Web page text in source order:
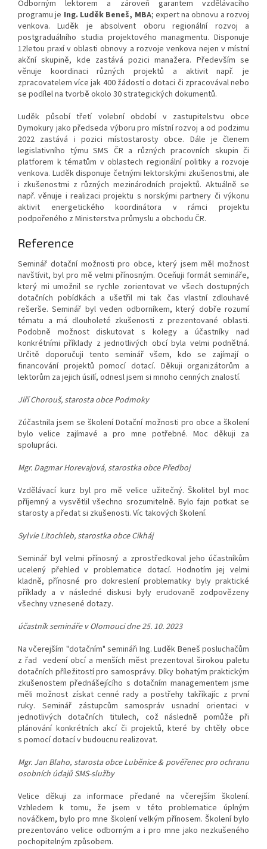
Odborným lektorem a zároveň garantem vzdělávacího
programu je Ing. Luděk Beneš, MBA; expert na obnovu a rozvoj
venkova. Luděk je absolvent oboru regionální rozvoj a
postgraduálního studia projektového managmentu. Disponuje
12letou praxí v oblasti obnovy a rozvoje venkova nejen v místní
akční skupině, kde zastává pozici manažera. Především se
věnuje koordinaci různých projektů a aktivit např. je
zpracovatelem více jak 400 žádostí o dotaci či zpracovával nebo
se podílel na tvorbě okolo 30 strategických dokumentů.
Luděk působí třetí volební období v zastupitelstvu obce
Dymokury jako předseda výboru pro místní rozvoj a od podzimu
2022 zastává i pozici místostarosty obce. Dále je členem
legislativního týmu SMS ČR a různých pracovních skupin či
platforem k tématům v oblastech regionální politiky a rozvoje
venkova. Luděk disponuje četnými lektorskými zkušenostmi, ale
i zkušenostmi z různých mezinárodních projektů. Aktuálně se
např. věnuje i realizaci projektu s norskými partnery či výkonu
aktivit energetického koordinátora v rámci projektu
podpořeného z Ministerstva průmyslu a obchodu ČR.
Reference
Seminář dotační možnosti pro obce, který jsem měl možnost
navštívit, byl pro mě velmi přínosným. Oceňuji formát semináře,
který mi umožnil se rychle zorientovat ve všech dostupných
dotačních pobídkách a ušetřil mi tak čas vlastní zdlouhavé
rešerše. Seminář byl veden odborníkem, který dobře rozumí
tématu a má dlouholeté zkušenosti z prezentované oblasti.
Podobně možnost diskutovat s kolegy a účastníky nad
konkrétními příklady z jednotlivých obcí byla velmi podnětná.
Určitě doporučuji tento seminář všem, kdo se zajímají o
financování projektů pomocí dotací. Děkuji organizátorům a
lektorům za jejich úsilí, odnesl jsem si mnoho cenných znalostí.
Jiří Chorouš, starosta obce Podmoky
Zúčastnila jsem se školení Dotační možnosti pro obce a školení
bylo velice zajímavé a pro mne potřebné.Moc děkuji za
spolupráci.
Mgr. Dagmar Horevajová, starostka obce Předboj
Vzdělávací kurz byl pro mě velice užitečný. Školitel byl moc
příjemný a vysvětlil všechno srozumitelně. Bylo fajn potkat se
starosty a předat si zkušenosti. Víc takových školení.
Sylvie Litochleb, starostka obce Cikháj
Seminář byl velmi přínosný a zprostředkoval jeho účastníkům
ucelený přehled v problematice dotací. Hodnotím jej velmi
kladně, přínosné pro dokreslení problematiky byly praktické
příklady a v následné diskusi byly erudovaně zodpovězeny
všechny vznesené dotazy.
účastník semináře v Olomouci dne 25. 10. 2023
Na včerejším "dotačním" semináři Ing. Luděk Beneš posluchačům
z řad vedení obcí a menších měst prezentoval širokou paletu
dotačních příležitostí pro samosprávy. Díky bohatým praktickým
zkušenostem přednášejícího s dotačním managementem jsme
měli možnost získat cenné rady a postřehy takříkajíc z první
ruky. Seminář zástupcům samospráv usnadní orientaci v
jednotlivých dotačních titulech, což následně pomůže při
plánování konkrétních akcí či projektů, které by chtěly obce
s pomocí dotací v budoucnu realizovat.
Mgr. Jan Blaho, starosta obce Luběnice & pověřenec pro ochranu
osobních údajů SMS-služby
Velice děkuji za informace předané na včerejším školení.
Vzhledem k tomu, že jsem v této problematice úplným
nováčkem, bylo pro mne školení velkým přínosem. Školení bylo
prezentováno velice odborným a i pro mne jako nezkušeného
pochopitelným způsobem.